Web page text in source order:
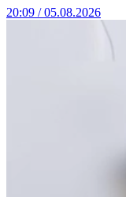
20:09 / 05.08.2026